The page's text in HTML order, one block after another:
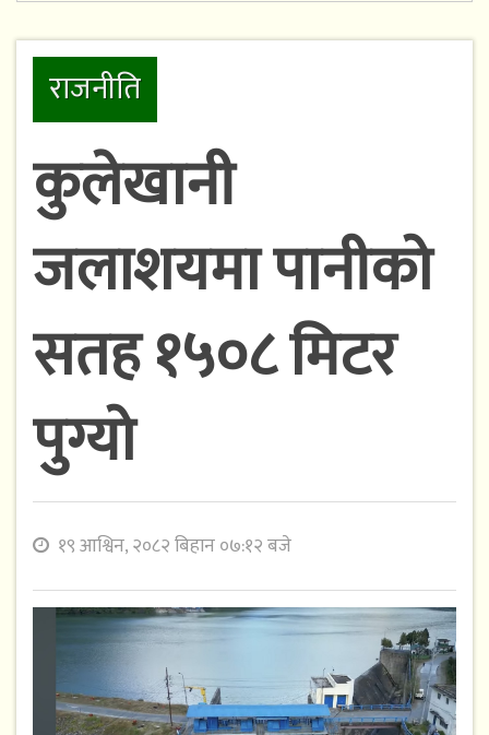
राजनीति
कुलेखानी
जलाशयमा पानीको
सतह १५०८ मिटर
पुग्यो
१९ आश्विन, २०८२ बिहान ०७:१२ बजे